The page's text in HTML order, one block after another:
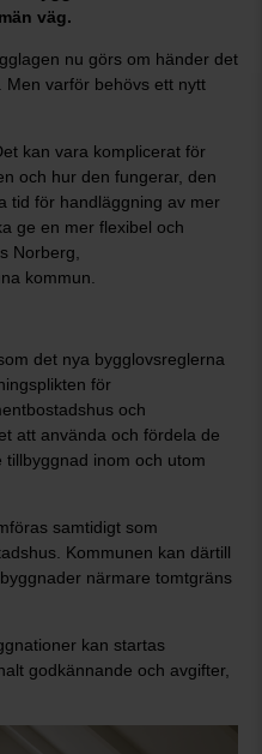
väg.
nu görs om händer det
Men varför behövs ett nytt
kan vara komplicerat för
och hur den fungerar, den
tid för handläggning av mer
ge en mer flexibel och
Norberg,
kommun.
det nya bygglovsreglerna
för
och
att använda och fördela de
inom och utom
samtidigt som
Kommunen kan därtill
närmare tomtgräns
kan startas
godkännande och avgifter,